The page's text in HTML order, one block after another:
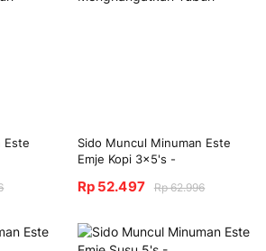
Este
Sido Muncul Minuman Este
Emje Kopi 3x5's -
Rp 52.497 Rp 62.996